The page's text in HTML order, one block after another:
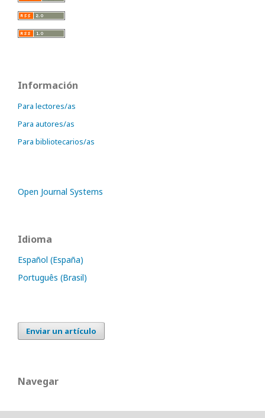
Información
Para lectores/as
Para autores/as
Para bibliotecarios/as
Open Journal Systems
Idioma
Español (España)
Português (Brasil)
Enviar un artículo
Navegar